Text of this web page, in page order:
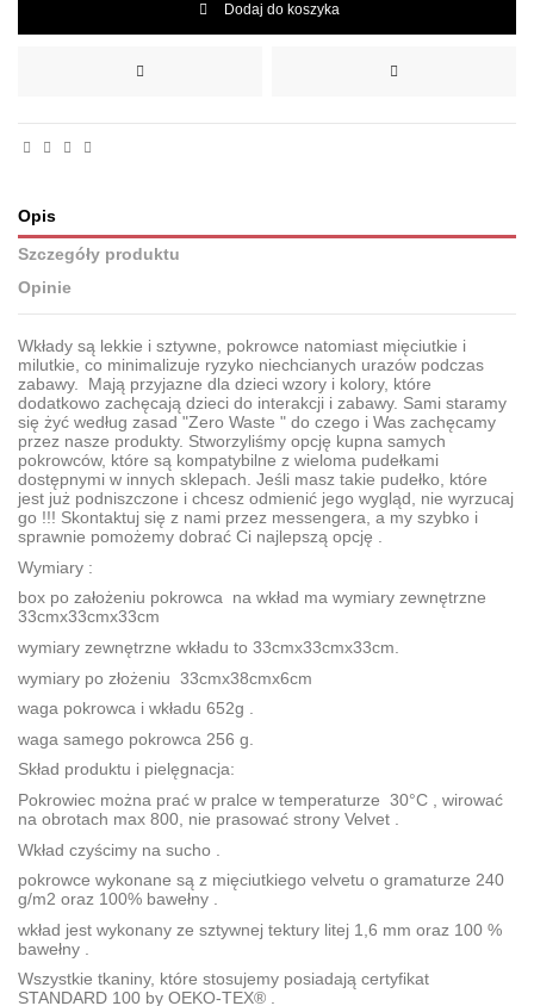
Dodaj do koszyka
Opis
Szczegóły produktu
Opinie
Wkłady są lekkie i sztywne, pokrowce natomiast mięciutkie i
milutkie, co minimalizuje ryzyko niechcianych urazów podczas
zabawy. Mają przyjazne dla dzieci wzory i kolory, które
dodatkowo zachęcają dzieci do interakcji i zabawy. Sami staramy
się żyć według zasad "Zero Waste " do czego i Was zachęcamy
przez nasze produkty. Stworzyliśmy opcję kupna samych
pokrowców, które są kompatybilne z wieloma pudełkami
dostępnymi w innych sklepach. Jeśli masz takie pudełko, które
jest już podniszczone i chcesz odmienić jego wygląd, nie wyrzucaj
go !!! Skontaktuj się z nami przez messengera, a my szybko i
sprawnie pomożemy dobrać Ci najlepszą opcję .
Wymiary :
box po założeniu pokrowca na wkład ma wymiary zewnętrzne
33cmx33cmx33cm
wymiary zewnętrzne wkładu to 33cmx33cmx33cm.
wymiary po złożeniu 33cmx38cmx6cm
waga pokrowca i wkładu 652g .
waga samego pokrowca 256 g.
Skład produktu i pielęgnacja:
Pokrowiec można prać w pralce w temperaturze 30°C , wirować
na obrotach max 800, nie prasować strony Velvet .
Wkład czyścimy na sucho .
pokrowce wykonane są z mięciutkiego velvetu o gramaturze 240
g/m2 oraz 100% bawełny .
wkład jest wykonany ze sztywnej tektury litej 1,6 mm oraz 100 %
bawełny .
Wszystkie tkaniny, które stosujemy posiadają certyfikat
STANDARD 100 by OEKO-TEX® .